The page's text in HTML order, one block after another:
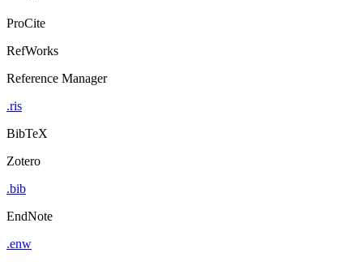
ProCite
RefWorks
Reference Manager
.ris
BibTeX
Zotero
.bib
EndNote
.enw